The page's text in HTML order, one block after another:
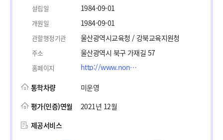
설립일 1984-09-01
개원일 1984-09-01
관할행정기관 울산광역시교육청 / 강북교육지원청
주소 울산광역시 북구 가재길 57
홈페이지 http://www.nongseo.es.kr
통학차량
미운영
평가(인증)연월
2021년 12월
제공서비스